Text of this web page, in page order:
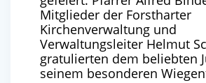
Mitglieder der Forstharter
Kirchenverwaltung und
Verwaltungsleiter Helmut
gratulierten dem beliebten
seinem besonderen